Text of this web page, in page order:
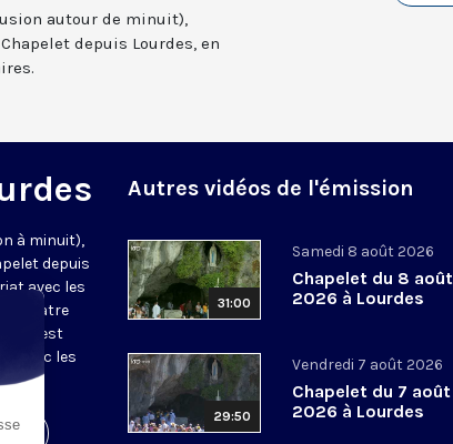
autour de minuit),
depuis Lourdes, en
à minuit),
depuis
avec les
quatre
est
avec les
Autres vidéos de l'émission
31:00
Samedi 8 août 2026
Chapelet du 8 août
2026 à Lourdes
29:50
Vendredi 7 août 2026
Chapelet du 7 août
2026 à Lourdes